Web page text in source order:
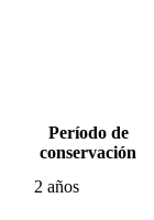
Período de
conservación
2 años